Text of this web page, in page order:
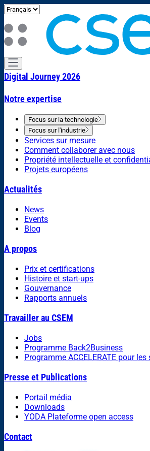
Digital Journey 2026
Notre expertise
Focus sur la technologie
Focus sur l'industrie
Services sur mesure
Comment collaborer avec nous
Propriété intellectuelle et
Projets européens
Actualités
News
Events
Blog
A propos
Prix et certifications
Histoire et start-ups
Gouvernance
Rapports annuels
Travailler au CSEM
Jobs
Programme Back2Business
Programme ACCELERATE pour les
Presse et Publications
Portail média
Downloads
YODA Plateforme open access
Contact